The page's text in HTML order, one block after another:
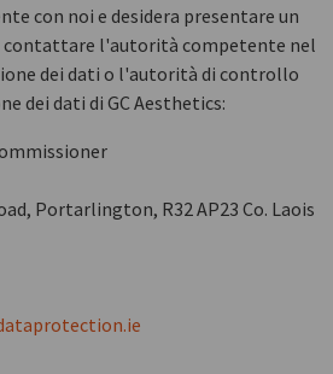
con noi e desidera presentare un
contattare l'autorità competente nel
dei dati o l'autorità di controllo
dei dati di GC Aesthetics:
Portarlington, R32 AP23 Co. Laois